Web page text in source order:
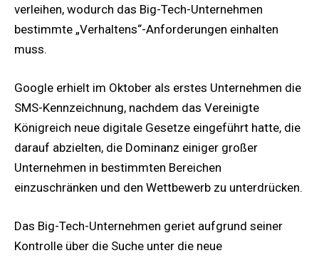
verleihen, wodurch das Big-Tech-Unternehmen
bestimmte „Verhaltens“-Anforderungen einhalten
muss.
Google erhielt im Oktober als erstes Unternehmen die
SMS-Kennzeichnung, nachdem das Vereinigte
Königreich neue digitale Gesetze eingeführt hatte, die
darauf abzielten, die Dominanz einiger großer
Unternehmen in bestimmten Bereichen
einzuschränken und den Wettbewerb zu unterdrücken.
Das Big-Tech-Unternehmen geriet aufgrund seiner
Kontrolle über die Suche unter die neue